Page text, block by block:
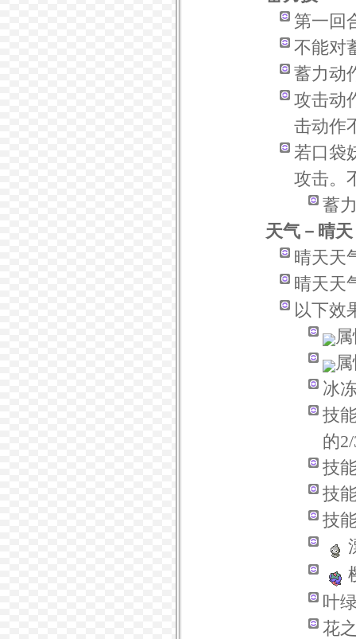
第一回
不能对
蓄力动
攻击动
击动作
若口袋
攻击。
蓄
天气－晴天
晴天天
晴天天
以下效
冰
技
的
技
技
技
叶
花